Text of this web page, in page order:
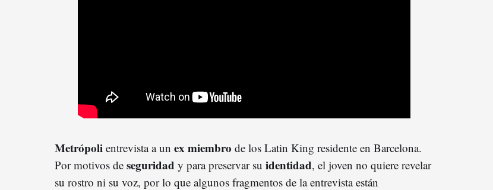
Metrópoli entrevista a un ex miembro de los Latin King residente en Barcelona.
Por motivos de seguridad y para preservar su identidad, el joven no quiere revelar
su rostro ni su voz, por lo que algunos fragmentos de la entrevista están